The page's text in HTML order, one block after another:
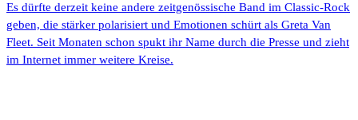
Es dürfte derzeit keine andere zeitgenössische Band im Classic-Rock
geben, die stärker polarisiert und Emotionen schürt als Greta Van
Fleet. Seit Monaten schon spukt ihr Name durch die Presse und zieht
im Internet immer weitere Kreise.